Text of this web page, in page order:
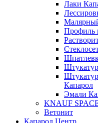
Лаки
Профиль
Капарол
Эмали
KNAUF
Ветонит
Капарол Центр